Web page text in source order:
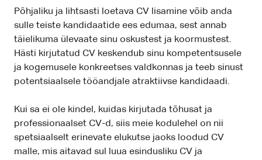
Põhjaliku ja lihtsasti loetava CV lisamine võib anda
sulle teiste kandidaatide ees edumaa, sest annab
täielikuma ülevaate sinu oskustest ja koormustest.
Hästi kirjutatud CV keskendub sinu kompetentsusele
ja kogemusele konkreetses valdkonnas ja teeb sinust
potentsiaalsele tööandjale atraktiivse kandidaadi.
Kui sa ei ole kindel, kuidas kirjutada tõhusat ja
professionaalset CV-d, siis meie kodulehel on nii
spetsiaalselt erinevate elukutse jaoks loodud CV
malle, mis aitavad sul luua esindusliku CV ja